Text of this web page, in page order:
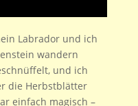
Labrador und ich
wandern
und ich
die Herbstblätter
einfach magisch –